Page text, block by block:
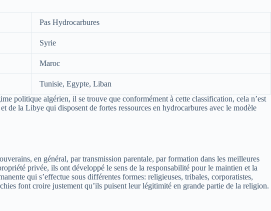
Pas Hydrocarbures
Syrie
Maroc
Tunisie, Egypte, Liban
politique algérien, il se trouve que conformément à cette classification, cela n’est
de la Libye qui disposent de fortes ressources en hydrocarbures avec le modèle
en général, par transmission parentale, par formation dans les meilleures
privée, ils ont développé le sens de la responsabilité pour le maintien et la
qui s’effectue sous différentes formes: religieuses, tribales, corporatistes,
font croire justement qu’ils puisent leur légitimité en grande partie de la religion.